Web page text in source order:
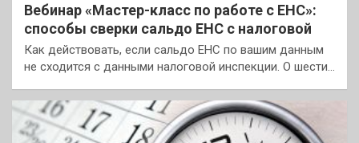
Вебинар «Мастер-класс по работе с ЕНС»:
способы сверки сальдо ЕНС с налоговой
Как действовать, если сальдо ЕНС по вашим данным
не сходится с данными налоговой инспекции. О шести…